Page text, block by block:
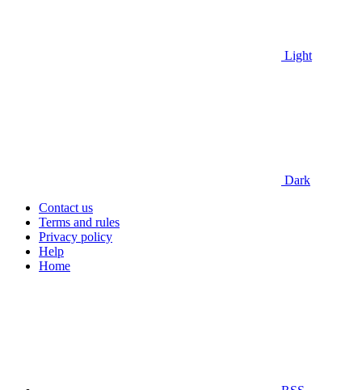
Light
Dark
Contact us
Terms and rules
Privacy policy
Help
Home